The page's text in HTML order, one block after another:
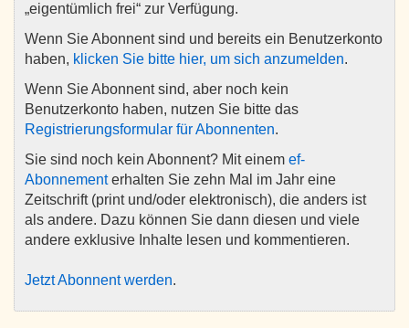
„eigentümlich frei“ zur Verfügung.
Wenn Sie Abonnent sind und bereits ein Benutzerkonto
haben, klicken Sie bitte hier, um sich anzumelden.
Wenn Sie Abonnent sind, aber noch kein
Benutzerkonto haben, nutzen Sie bitte das
Registrierungsformular für Abonnenten.
Sie sind noch kein Abonnent? Mit einem ef-
Abonnementerhalten Sie zehn Mal im Jahr eine
Zeitschrift (print und/oder elektronisch), die anders ist
als andere. Dazu können Sie dann diesen und viele
andere exklusive Inhalte lesen und kommentieren.
Jetzt Abonnent werden.